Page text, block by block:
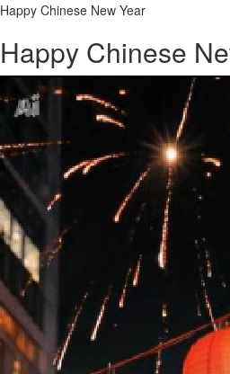
Happy Chinese New Year
Happy Chinese